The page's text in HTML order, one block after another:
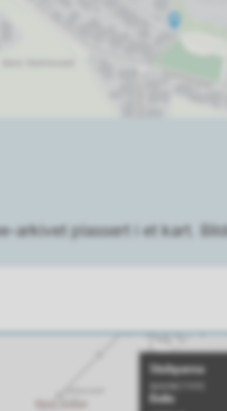
arkivet plassert i et kart.